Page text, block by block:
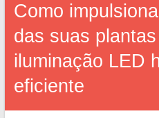
Como
das suas
iluminação LED
eficiente